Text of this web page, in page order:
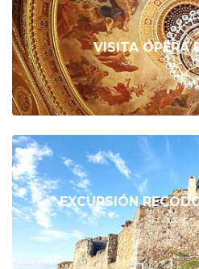
VISITA ÓPERA
EXCURSIÓN